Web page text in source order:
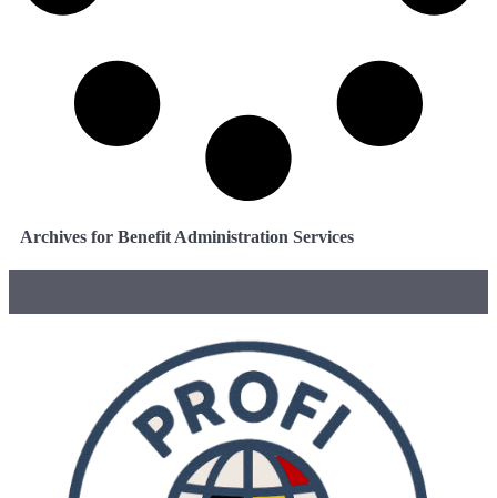
Archives for Benefit Administration Services